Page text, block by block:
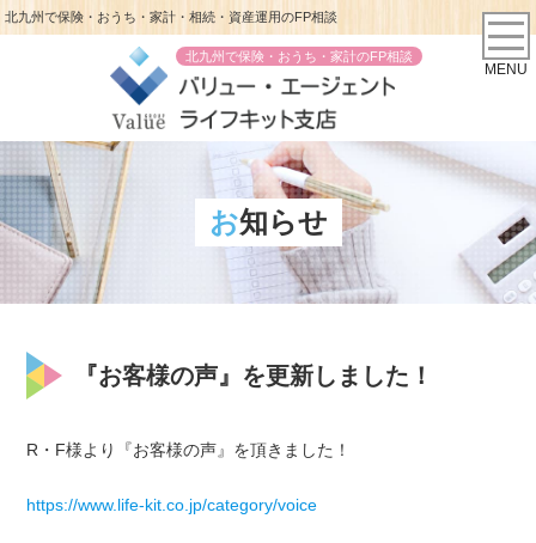
北九州で保険・おうち・家計・相続・資産運用のFP相談
北九州で保険・おうち・家計のFP相談
MENU
お知らせ
『お客様の声』を更新しました！
R・F様より『お客様の声』を頂きました！
https://www.life-kit.co.jp/category/voice